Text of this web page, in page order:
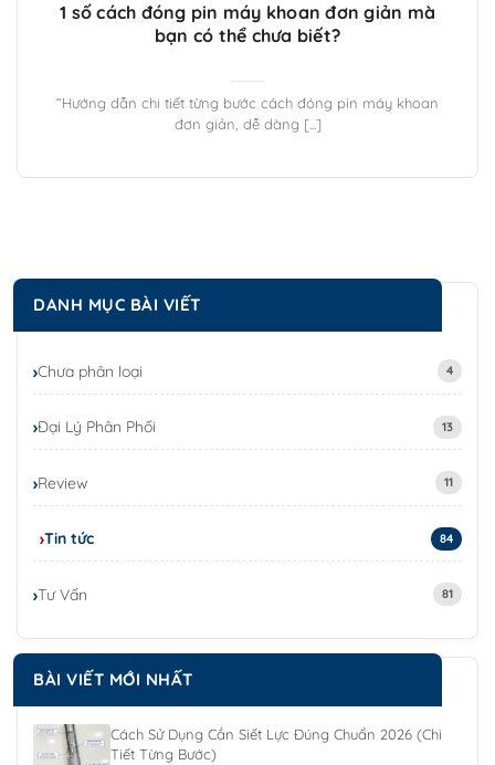
1 số cách đóng pin máy khoan đơn giản mà
bạn có thể chưa biết?
“Hướng dẫn chi tiết từng bước cách đóng pin máy khoan
đơn giản, dễ dàng [...]
DANH MỤC BÀI VIẾT
Chưa phân loại 4
Đại Lý Phân Phối 13
Review 11
Tin tức 84
Tư Vấn 81
BÀI VIẾT MỚI NHẤT
Cách Sử Dụng Cần Siết Lực Đúng Chuẩn 2026 (Chi
Tiết Từng Bước)